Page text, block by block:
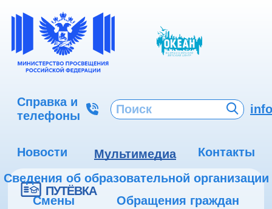
Справка и
телефоны
Новости Мультимедиа
Контакты
Сведения об образовательной организации
Смены
Обращения граждан
ПУТЁВКА